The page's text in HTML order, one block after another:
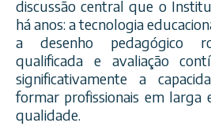
discussão central que o
há anos: a tecnologia
a desenho pedagógico
qualificada e avaliação
significativamente a
formar profissionais em larga
qualidade.